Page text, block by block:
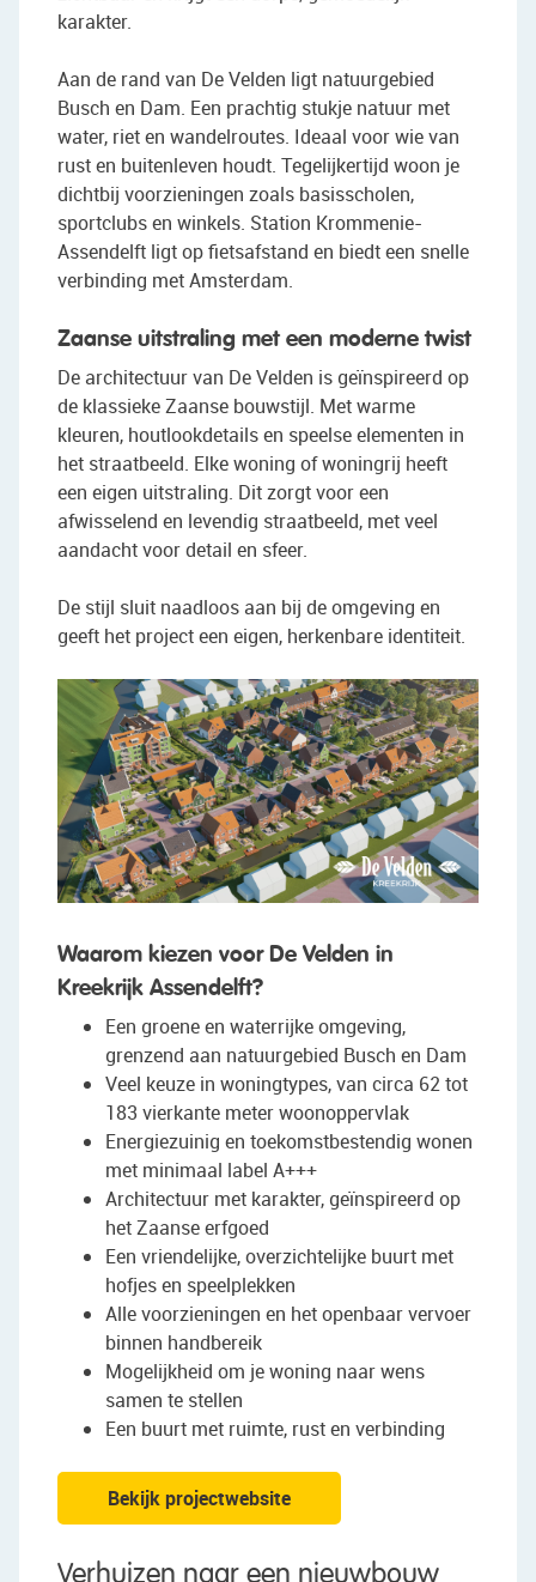
karakter.
Aan de rand van De Velden ligt natuurgebied
Busch en Dam. Een prachtig stukje natuur met
water, riet en wandelroutes. Ideaal voor wie van
rust en buitenleven houdt. Tegelijkertijd woon je
dichtbij voorzieningen zoals basisscholen,
sportclubs en winkels. Station Krommenie-
Assendelft ligt op fietsafstand en biedt een snelle
verbinding met Amsterdam.
Zaanse uitstraling met een moderne twist
De architectuur van De Velden is geïnspireerd op
de klassieke Zaanse bouwstijl. Met warme
kleuren, houtlookdetails en speelse elementen in
het straatbeeld. Elke woning of woningrij heeft
een eigen uitstraling. Dit zorgt voor een
afwisselend en levendig straatbeeld, met veel
aandacht voor detail en sfeer.
De stijl sluit naadloos aan bij de omgeving en
geeft het project een eigen, herkenbare identiteit.
Waarom kiezen voor De Velden in
Kreekrijk Assendelft?
Een groene en waterrijke omgeving,
grenzend aan natuurgebied Busch en Dam
Veel keuze in woningtypes, van circa 62 tot
183 vierkante meter woonoppervlak
Energiezuinig en toekomstbestendig wonen
met minimaal label A+++
Architectuur met karakter, geïnspireerd op
het Zaanse erfgoed
Een vriendelijke, overzichtelijke buurt met
hofjes en speelplekken
Alle voorzieningen en het openbaar vervoer
binnen handbereik
Mogelijkheid om je woning naar wens
samen te stellen
Een buurt met ruimte, rust en verbinding
Bekijk projectwebsite
Verhuizen naar een nieuwbouw